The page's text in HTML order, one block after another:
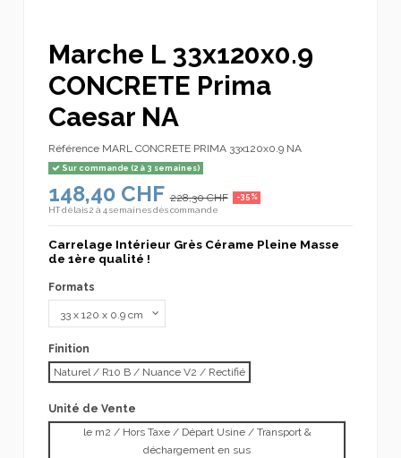
Marche L 33x120x0.9
CONCRETE Prima
Caesar NA
Référence MARL CONCRETE PRIMA 33x120x0.9 NA
Sur commande (2 à 3 semaines)
148,40 CHF 228,30 CHF -35%
HTdélais 2 à 4 semaines dès commande
Carrelage Intérieur Grès Cérame Pleine Masse
de 1ère qualité !
Formats
Finition
Naturel / R10 B / Nuance V2 / Rectifié
Unité de Vente
le m2 / Hors Taxe / Départ Usine / Transport &
déchargement en sus